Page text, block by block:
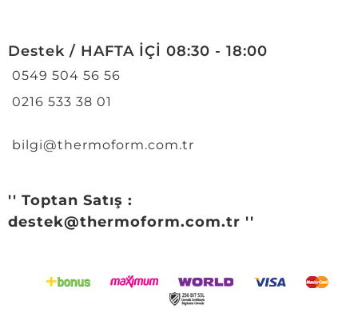
Destek / HAFTA İÇİ 08:30 - 18:00
0549 504 56 56
0216 533 38 01
bilgi@thermoform.com.tr
'' Toptan Satış :
destek@thermoform.com.tr ''